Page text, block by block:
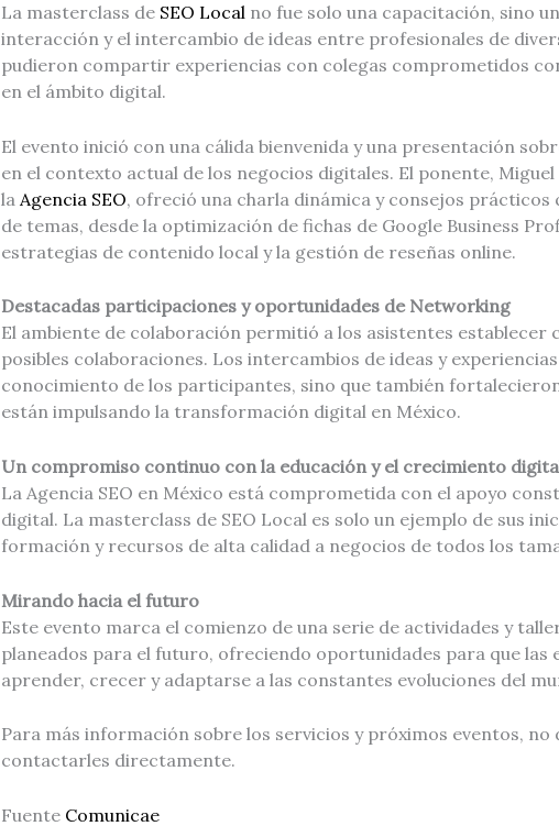
La masterclass de SEO Localno fue solo una capacitación, sino
interacción y el intercambio de ideas entre profesionales de
pudieron compartir experiencias con colegas comprometidos
en el ámbito digital.
El evento inició con una cálida bienvenida y una presentación
en el contexto actual de los negocios digitales. El ponente,
la Agencia SEO, ofreció una charla dinámica y consejos prácticos
de temas, desde la optimización de fichas de Google Business
estrategias de contenido local y la gestión de reseñas online.
Destacadas participaciones y oportunidades de Networking
El ambiente de colaboración permitió a los asistentes establecer
posibles colaboraciones. Los intercambios de ideas y
conocimiento de los participantes, sino que también
están impulsando la transformación digital en México.
Un compromiso continuo con la educación y el crecimiento
La Agencia SEO en México está comprometida con el apoyo
digital. La masterclass de SEO Local es solo un ejemplo de sus
formación y recursos de alta calidad a negocios de todos los
Mirando hacia el futuro
Este evento marca el comienzo de una serie de actividades y
planeados para el futuro, ofreciendo oportunidades para que las
aprender, crecer y adaptarse a las constantes evoluciones del
Para más información sobre los servicios y próximos eventos, no
contactarles directamente.
Fuente Comunicae